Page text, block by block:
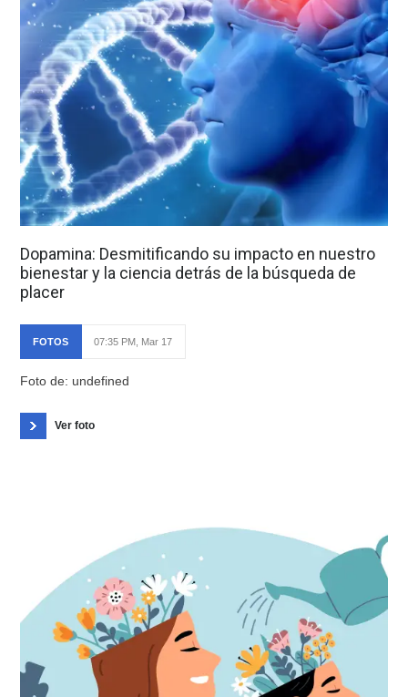
Dopamina: Desmitificando su impacto en nuestro
bienestar y la ciencia detrás de la búsqueda de
placer
FOTOS 07:35 PM, Mar 17
Foto de: undefined
Ver foto